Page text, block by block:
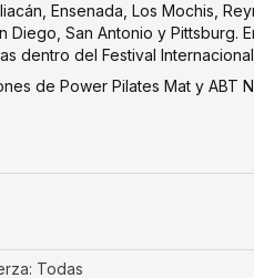
Ensenada, Los Mochis,
Diego, San Antonio y Pittsburg.
dentro del Festival
de Power Pilates Mat y ABT